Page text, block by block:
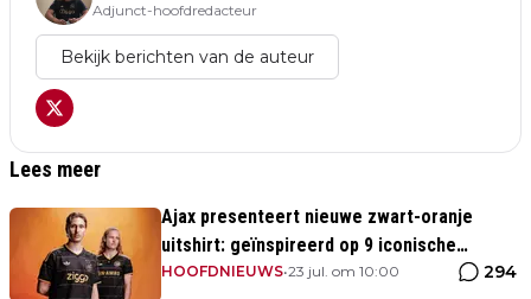
Adjunct-hoofdredacteur
Bekijk berichten van de auteur
Lees meer
Ajax presenteert nieuwe zwart-oranje
uitshirt: geïnspireerd op 9 iconische
momenten uit clubhistorie
HOOFDNIEUWS•23 jul. om 10:00 294